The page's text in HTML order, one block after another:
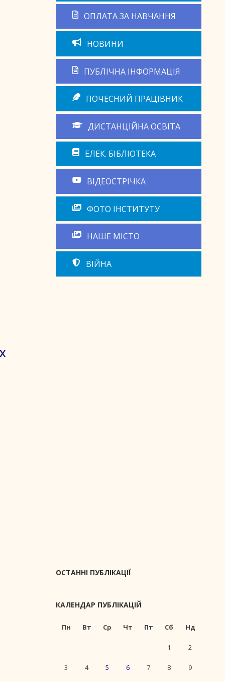
ОПЛАТА ЗА НАВЧАННЯ
НОВИНИ
ПУБЛІЧНА ІНФОРМАЦІЯ
ПОЧЕСНИЙ ПРАЦІВНИК
ДИСТАНЦІЙНА ОСВІТА
ЕЛЕК. БІБЛІОТЕКА
ВІДЕОСТРІЧКА
ФОТО ІНСТИТУТУ
НАШЕ МІСТО
ВІЙНА
ОСТАННІ ПУБЛІКАЦІЇ
КАЛЕНДАР ПУБЛІКАЦІЙ
Пн Вт Ср Чт Пт Сб Нд
1 2
3 4 5 6 7 8 9